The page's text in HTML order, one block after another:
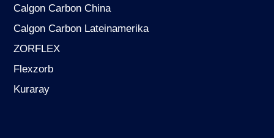
Calgon Carbon China
Calgon Carbon Lateinamerika
ZORFLEX
Flexzorb
Kuraray